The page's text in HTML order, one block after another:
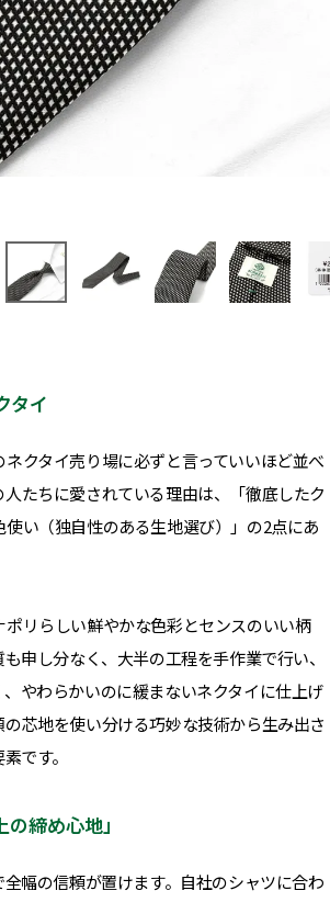
タイ
クタイ売り場に必ずと言っていいほど並べ
たちに愛されている理由は、「徹底したク
い（独自性のある生地選び）」の2点にあ
リらしい鮮やかな色彩とセンスのいい柄
申し分なく、大半の工程を手作業で行い、
やわらかいのに緩まないネクタイに仕上げ
芯地を使い分ける巧妙な技術から生み出さ
です。
締め心地」
幅の信頼が置けます。自社のシャツに合わ